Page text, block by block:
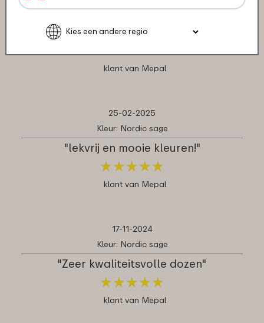
stapelbaar in de vriezer, top product"
★★★★★
★★★★★
klant van Mepal
25-02-2025
Kleur: Nordic sage
"lekvrij en mooie kleuren!"
★★★★★
★★★★★
klant van Mepal
17-11-2024
Kleur: Nordic sage
"Zeer kwaliteitsvolle dozen"
★★★★★
★★★★★
klant van Mepal